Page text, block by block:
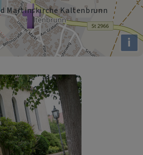
Martinskirche Kaltenbrunn
i